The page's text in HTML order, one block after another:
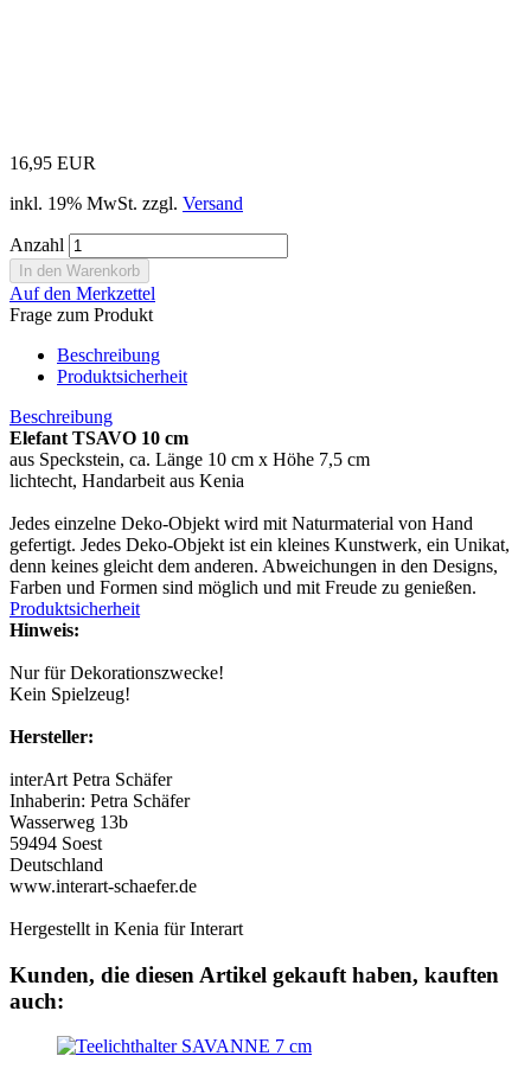
16,95 EUR
inkl. 19% MwSt. zzgl. Versand
Anzahl
Auf den Merkzettel
Frage zum Produkt
Beschreibung
Produktsicherheit
Beschreibung
Elefant TSAVO 10 cm
aus Speckstein, ca. Länge 10 cm x Höhe 7,5 cm
lichtecht, Handarbeit aus Kenia
Jedes einzelne Deko-Objekt wird mit Naturmaterial von Hand
gefertigt. Jedes Deko-Objekt ist ein kleines Kunstwerk, ein Unikat,
denn keines gleicht dem anderen. Abweichungen in den Designs,
Farben und Formen sind möglich und mit Freude zu genießen.
Produktsicherheit
Hinweis:
Nur für Dekorationszwecke!
Kein Spielzeug!
Hersteller:
interArt Petra Schäfer
Inhaberin: Petra Schäfer
Wasserweg 13b
59494 Soest
Deutschland
www.interart-schaefer.de
Hergestellt in Kenia für Interart
Kunden, die diesen Artikel gekauft haben, kauften
auch: